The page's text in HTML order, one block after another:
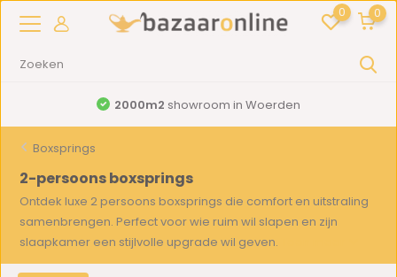
0 0
2000m2 showroom in Woerden
Boxsprings
2-persoons boxsprings
Ontdek luxe 2 persoons boxsprings die comfort en uitstraling
samenbrengen. Perfect voor wie ruim wil slapen en zijn
slaapkamer een stijlvolle upgrade wil geven.